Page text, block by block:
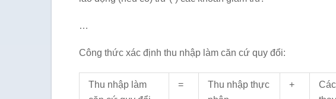
…
Công thức xác định thu nhập làm căn cứ quy đổi:
Thu nhập làm
=
Thu nhập thực
+